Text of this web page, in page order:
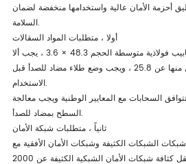
أحزمة الأمان عالية واستخدامها منخفضة لضمان
السلامة.
أولا ، متطلبات المواد السقالات
مادة أنابيب فولاذية: تستخدم أنابيب فولاذية متوسطة الحجم 48.3 × 3.6 ، يجب ألا
يزيد الحد الأقصى لكل منها عن 25.8 ، ويجب وضع طلاء مضاد للصدأ قبل
الاستخدام.
السحابات مع المعايير الوطنية ويجب معالجة
السطح بمضاد للصدأ.
ثانياً ، متطلبات شبكة الأمان
الشبكات الكثيفة وشبكات الأمان الأفقية مع
المعايير ذات الصلة. يجب ألا تقل كثافة شبكات الأمان الشبكية الكثيفة عن 2000